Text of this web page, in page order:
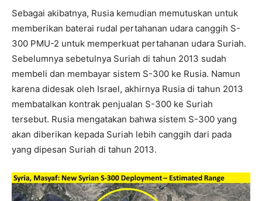
Sebagai akibatnya, Rusia kemudian memutuskan untuk
memberikan baterai rudal pertahanan udara canggih S-
300 PMU-2 untuk memperkuat pertahanan udara Suriah.
Sebelumnya sebetulnya Suriah di tahun 2013 sudah
membeli dan membayar sistem S-300 ke Rusia. Namun
karena didesak oleh Israel, akhirnya Rusia di tahun 2013
membatalkan kontrak penjualan S-300 ke Suriah
tersebut. Rusia mengatakan bahwa sistem S-300 yang
akan diberikan kepada Suriah lebih canggih dari pada
yang dipesan Suriah di tahun 2013.